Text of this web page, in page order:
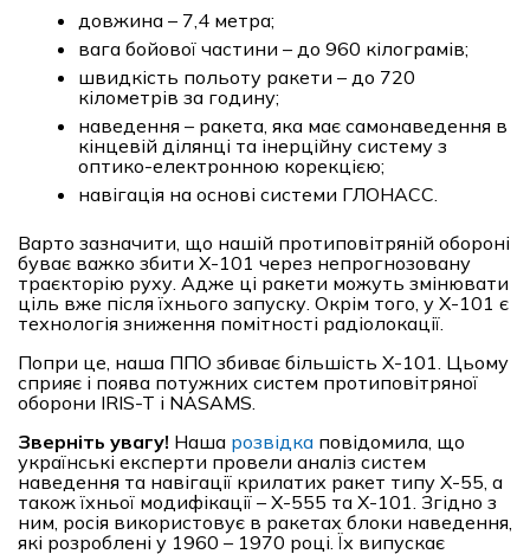
довжина – 7,4 метра;
вага бойової частини – до 960 кілограмів;
швидкість польоту ракети – до 720
кілометрів за годину;
наведення – ракета, яка має самонаведення в
кінцевій ділянці та інерційну систему з
оптико-електронною корекцією;
навігація на основі системи ГЛОНАСС.
Варто зазначити, що нашій протиповітряній обороні
буває важко збити Х-101 через непрогнозовану
траєкторію руху. Адже ці ракети можуть змінювати
ціль вже після їхнього запуску. Окрім того, у Х-101 є
технологія зниження помітності радіолокації.
Попри це, наша ППО збиває більшість Х-101. Цьому
сприяє і поява потужних систем протиповітряної
оборони IRIS-T і NASAMS.
Зверніть увагу! Наша розвідка повідомила, що
українські експерти провели аналіз систем
наведення та навігації крилатих ракет типу Х-55, а
також їхньої модифікації – Х-555 та Х-101. Згідно з
ним, росія використовує в ракетах блоки наведення,
які розроблені у 1960 – 1970 році. Їх випускає